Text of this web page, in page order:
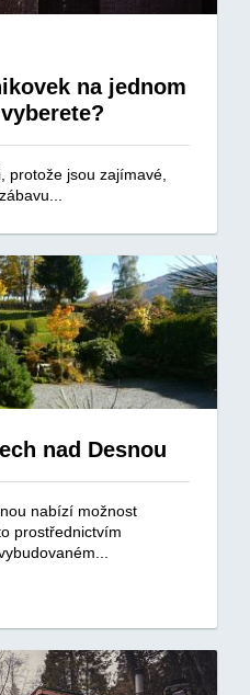
na jednom
protože jsou zajímavé,
nad Desnou
nabízí možnost
prostřednictvím